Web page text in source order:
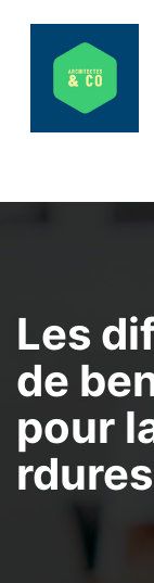
Les
de
pour
rdures